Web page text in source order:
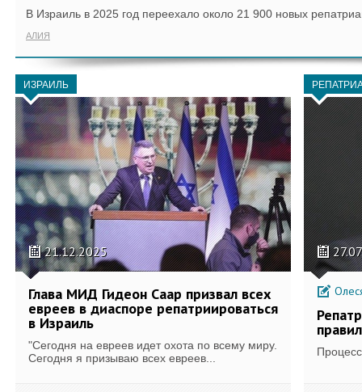
В Израиль в 2025 год переехало около 21 900 новых
АЛИЯ
ИЗРАИЛЬ
21.12.2025
Глава МИД Гидеон Саар призвал всех
евреев в диаспоре репатриироваться
в Израиль
"Сегодня на евреев идет охота по всему миру.
Сегодня я призываю всех евреев...